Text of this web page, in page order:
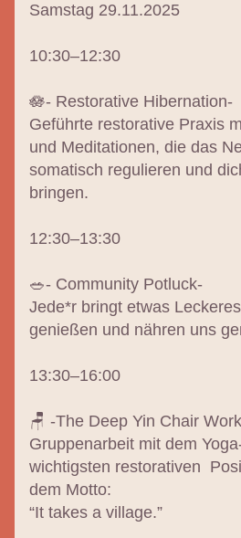
Samstag 29.11.2025
10:30–12:30
🪷- Restorative Hibernation-
Geführte restorative Praxis
und Meditationen, die das
somatisch regulieren und
bringen.
12:30–13:30
🥗- Community Potluck-
Jede*r bringt etwas
genießen und nähren uns
13:30–16:00
🪑 -The Deep Yin Chair
Gruppenarbeit mit dem
wichtigsten restorativen
dem Motto:
“It takes a village.”